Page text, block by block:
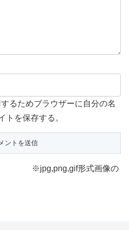
るためブラウザーに自分の名
トを保存する。
※jpg,png,gif形式画像の